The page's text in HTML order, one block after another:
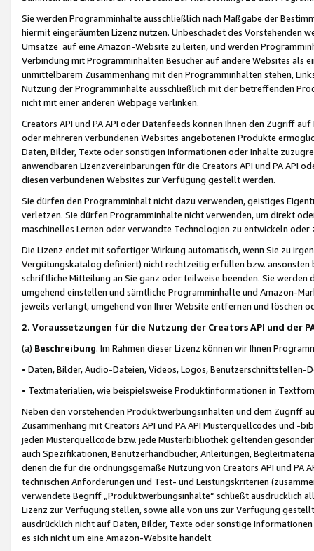
Sie werden Programminhalte ausschließlich nach Maßgabe der
hiermit eingeräumten Lizenz nutzen. Unbeschadet des Vorstehenden
Umsätze auf eine Amazon-Website zu leiten, und werden
Verbindung mit Programminhalten Besucher auf andere Websites als
unmittelbarem Zusammenhang mit den Programminhalten stehen,
Nutzung der Programminhalte ausschließlich mit der betreffenden
nicht mit einer anderen Webpage verlinken.
Creators API und PA API oder Datenfeeds können Ihnen den Zugriff
oder mehreren verbundenen Websites angebotenen Produkte
Daten, Bilder, Texte oder sonstigen Informationen oder Inhalte
anwendbaren Lizenzvereinbarungen für die Creators API und PA API
diesen verbundenen Websites zur Verfügung gestellt werden.
Sie dürfen den Programminhalt nicht dazu verwenden, geistiges
verletzen. Sie dürfen Programminhalte nicht verwenden, um direkt
maschinelles Lernen oder verwandte Technologien zu entwickeln
Die Lizenz endet mit sofortiger Wirkung automatisch, wenn Sie zu
Vergütungskatalog definiert) nicht rechtzeitig erfüllen bzw. ansonsten
schriftliche Mitteilung an Sie ganz oder teilweise beenden. Sie werden
umgehend einstellen und sämtliche Programminhalte und Amazon-
jeweils verlangt, umgehend von Ihrer Website entfernen und löschen
2. Voraussetzungen für die Nutzung der Creators API und der
(a) Beschreibung. Im Rahmen dieser Lizenz können wir Ihnen
• Daten, Bilder, Audio-Dateien, Videos, Logos, Benutzerschnittstellen-
• Textmaterialien, wie beispielsweise Produktinformationen in
Neben den vorstehenden Produktwerbungsinhalten und dem Zugriff
Zusammenhang mit Creators API und PA API Musterquellcodes und
jeden Musterquellcode bzw. jede Musterbibliothek geltenden
auch Spezifikationen, Benutzerhandbücher, Anleitungen,
denen die für die ordnungsgemäße Nutzung von Creators API und PA
technischen Anforderungen und Test- und Leistungskriterien
verwendete Begriff „Produktwerbungsinhalte“ schließt ausdrücklich
Lizenz zur Verfügung stellen, sowie alle von uns zur Verfügung
ausdrücklich nicht auf Daten, Bilder, Texte oder sonstige
es sich nicht um eine Amazon-Website handelt.